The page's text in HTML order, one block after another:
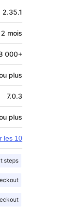
2.35.1
2 mois
000+
plus
7.0.3
plus
les 10
steps